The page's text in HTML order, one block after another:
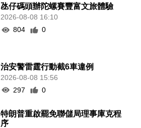
氹仔碼頭辦陀螺賽豐富文旅體驗
2026-08-08 16:10
804
0
治安警雷霆行動截6車違例
2026-08-08 15:56
297
0
特朗普重啟罷免聯儲局理事庫克程
序